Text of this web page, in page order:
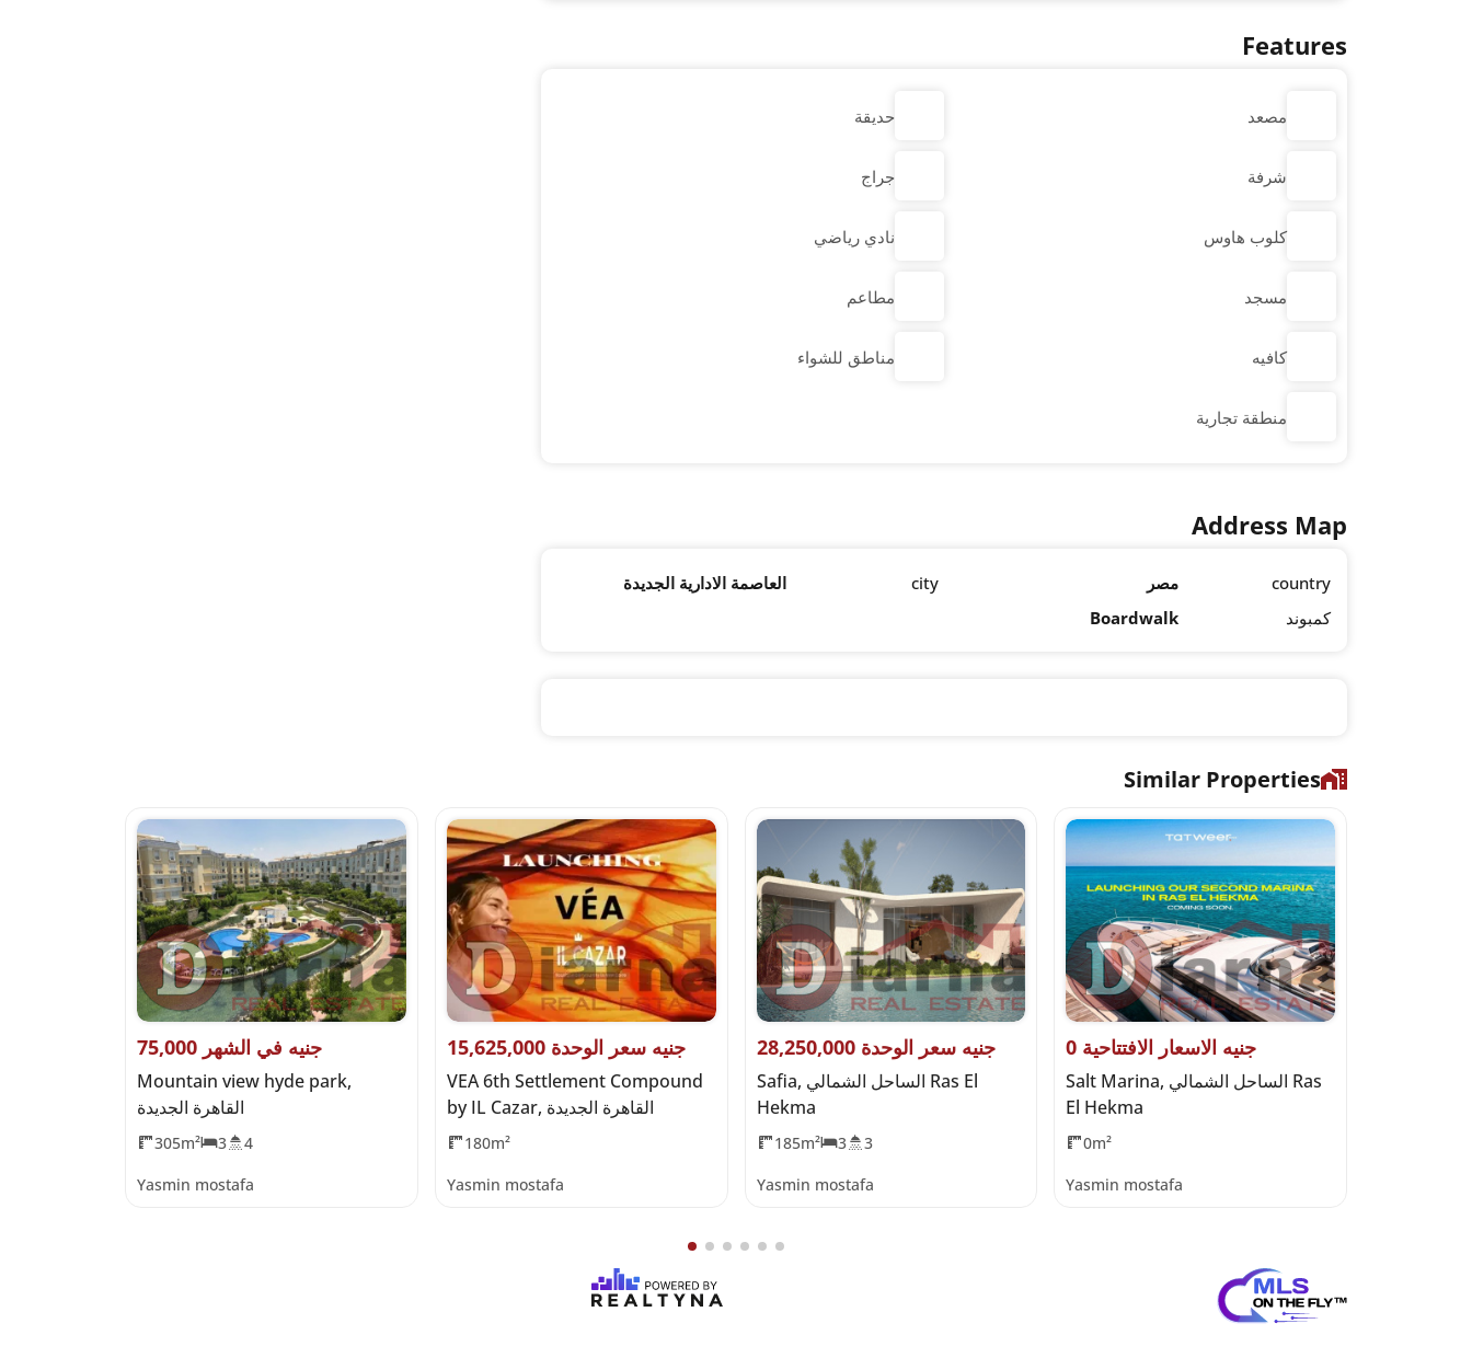
Features
مصعد حديقة
شرفة جراج
كلوب هاوس نادي رياضي
مسجد مطاعم
كافيه مناطق للشواء
منطقة تجارية
Address Map
country مصر city
العاصمة الادارية الجديدة
كمبوند
Boardwalk
Similar Properties
75,000 جنيه في الشهر
Mountain view hyde park,
القاهرة الجديدة
305m² 3 4
Yasmin mostafa
15,625,000 جنيه سعر الوحدة
VEA 6th Settlement Compound
by IL Cazar, القاهرة الجديدة
180m²
Yasmin mostafa
28,250,000 جنيه سعر الوحدة
Safia, الساحل الشمالي Ras El
Hekma
185m² 3 3
Yasmin mostafa
0 جنيه الاسعار الافتتاحية
Salt Marina, الساحل الشمالي Ras
El Hekma
0m²
Yasmin mostafa